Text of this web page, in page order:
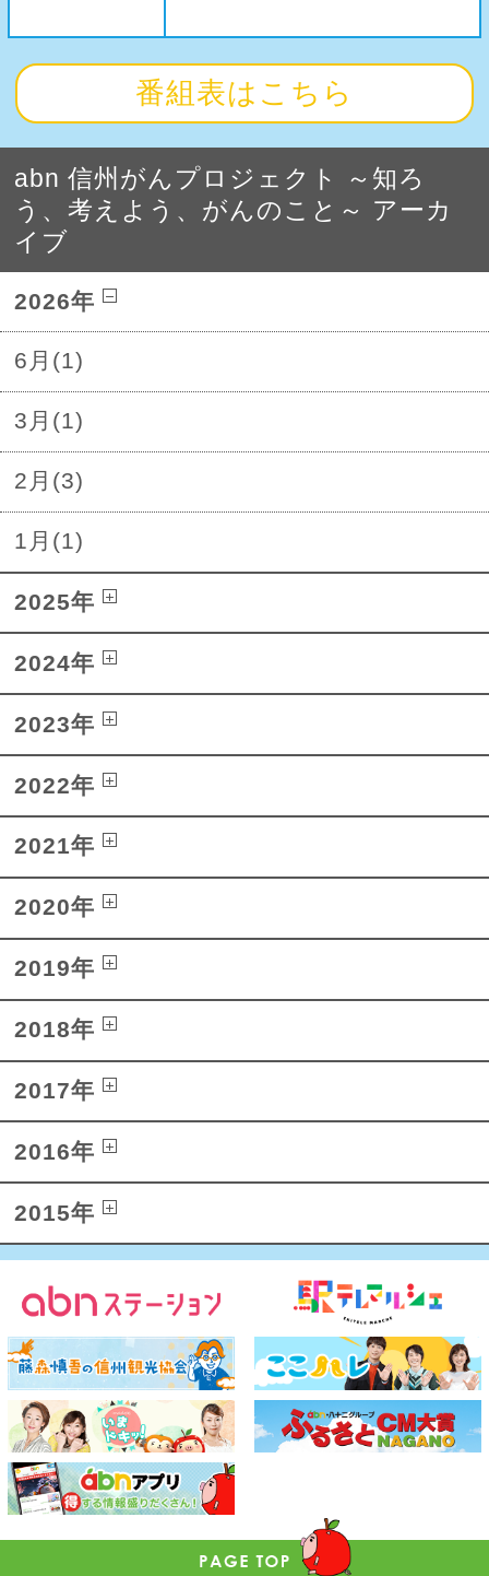
番組表はこちら
abn 信州がんプロジェクト ～知ろ
う、考えよう、がんのこと～ アーカ
イブ
2026年
6月(1)
3月(1)
2月(3)
1月(1)
2025年
2024年
2023年
2022年
2021年
2020年
2019年
2018年
2017年
2016年
2015年